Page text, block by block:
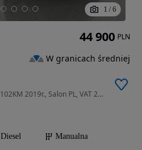
1 / 6
1500 cm3 • 102 KM • 1.5BlueHdi 102KM 2019r., Salon PL, VAT 23%
Diesel
Manualna
44 900 PLN
W granicach średniej